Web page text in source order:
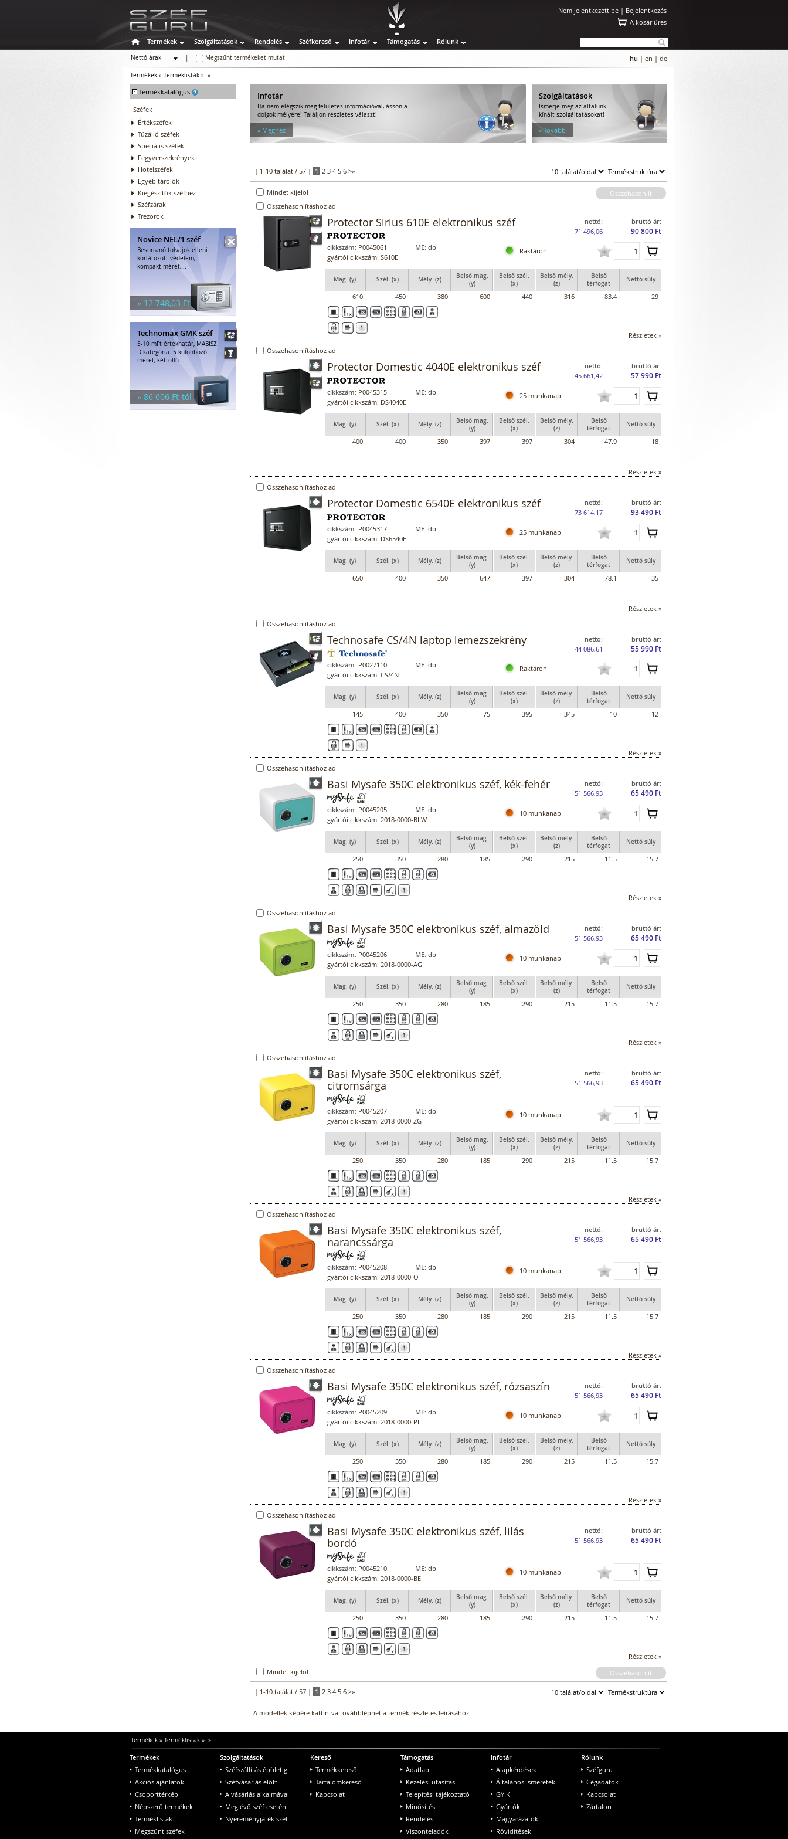
Nem jelentkezett be | Bejelentkezés
A kosár üres
Termékek Szolgáltatások Rendelés Széfkereső Infotár Támogatás Rólunk
Nettó árak
Megszűnt termékeket mutat hu | en | de
Termékek » Terméklisták » »
- Termékkatalógus
Széfek
Értékszéfek
Tűzálló széfek
Speciális széfek
Fegyverszekrények
Hotelszéfek
Egyéb tárolók
Kiegészítők széfhez
Széfzárak
Trezorok
Novice NEL/1 széf
Besurranó tolvajok elleni
korlátozott védelem,
kompakt méret,...
» 12 748,03 Ft
Technomax GMK széf
5-10 mFt értékhatár, MABISZ
D kategória. 5 különböző
méret, kéttollú...
» 86 606 Ft-tól
Infotár
Ha nem elégszik meg felületes információval, ásson a
dolgok mélyére! Találjon részletes választ!
» Megnéz
Szolgáltatások
Ismerje meg az általunk
kínált szolgáltatásokat!
» Tovább
| 1-10 találat / 57 | 1 2 3 4 5 6 >»
Mindet kijelöl
Összehasonlít
Összehasonlításhoz ad
nettó:
71 496,06
bruttó ár:
90 800 Ft
Protector Sirius 610E elektronikus széf
cikkszám: P0045061 ME: db Raktáron
gyártói cikkszám: S610E
Mag. (y) Szél. (x) Mély. (z)
Belső mag.
(y)
Belső szél.
(x)
Belső mély.
(z)
Belső
térfogat
Nettó súly
610 450 380 600 440 316 83.4 29
Részletek »
Összehasonlításhoz ad
nettó:
45 661,42
bruttó ár:
57 990 Ft
Protector Domestic 4040E elektronikus széf
cikkszám: P0045315 ME: db 25 munkanap
gyártói cikkszám: DS4040E
Mag. (y) Szél. (x) Mély. (z)
Belső mag.
(y)
Belső szél.
(x)
Belső mély.
(z)
Belső
térfogat
Nettó súly
400 400 350 397 397 304 47.9 18
Részletek »
Összehasonlításhoz ad
nettó:
73 614,17
bruttó ár:
93 490 Ft
Protector Domestic 6540E elektronikus széf
cikkszám: P0045317 ME: db 25 munkanap
gyártói cikkszám: DS6540E
Mag. (y) Szél. (x) Mély. (z)
Belső mag.
(y)
Belső szél.
(x)
Belső mély.
(z)
Belső
térfogat
Nettó súly
650 400 350 647 397 304 78.1 35
Részletek »
Összehasonlításhoz ad
nettó:
44 086,61
bruttó ár:
55 990 Ft
Technosafe CS/4N laptop lemezszekrény
cikkszám: P0027110 ME: db Raktáron
gyártói cikkszám: CS/4N
Mag. (y) Szél. (x) Mély. (z)
Belső mag.
(y)
Belső szél.
(x)
Belső mély.
(z)
Belső
térfogat
Nettó súly
145 400 350 75 395 345 10 12
Részletek »
Összehasonlításhoz ad
nettó:
51 566,93
bruttó ár:
65 490 Ft
Basi Mysafe 350C elektronikus széf, kék-fehér
cikkszám: P0045205 ME: db 10 munkanap
gyártói cikkszám: 2018-0000-BLW
Mag. (y) Szél. (x) Mély. (z)
Belső mag.
(y)
Belső szél.
(x)
Belső mély.
(z)
Belső
térfogat
Nettó súly
250 350 280 185 290 215 11.5 15.7
Részletek »
Összehasonlításhoz ad
nettó:
51 566,93
bruttó ár:
65 490 Ft
Basi Mysafe 350C elektronikus széf, almazöld
cikkszám: P0045206 ME: db 10 munkanap
gyártói cikkszám: 2018-0000-AG
Mag. (y) Szél. (x) Mély. (z)
Belső mag.
(y)
Belső szél.
(x)
Belső mély.
(z)
Belső
térfogat
Nettó súly
250 350 280 185 290 215 11.5 15.7
Részletek »
Összehasonlításhoz ad
nettó:
51 566,93
bruttó ár:
65 490 Ft
Basi Mysafe 350C elektronikus széf,
citromsárga
cikkszám: P0045207 ME: db 10 munkanap
gyártói cikkszám: 2018-0000-ZG
Mag. (y) Szél. (x) Mély. (z)
Belső mag.
(y)
Belső szél.
(x)
Belső mély.
(z)
Belső
térfogat
Nettó súly
250 350 280 185 290 215 11.5 15.7
Részletek »
Összehasonlításhoz ad
nettó:
51 566,93
bruttó ár:
65 490 Ft
Basi Mysafe 350C elektronikus széf,
narancssárga
cikkszám: P0045208 ME: db 10 munkanap
gyártói cikkszám: 2018-0000-O
Mag. (y) Szél. (x) Mély. (z)
Belső mag.
(y)
Belső szél.
(x)
Belső mély.
(z)
Belső
térfogat
Nettó súly
250 350 280 185 290 215 11.5 15.7
Részletek »
Összehasonlításhoz ad
nettó:
51 566,93
bruttó ár:
65 490 Ft
Basi Mysafe 350C elektronikus széf, rózsaszín
cikkszám: P0045209 ME: db 10 munkanap
gyártói cikkszám: 2018-0000-PI
Mag. (y) Szél. (x) Mély. (z)
Belső mag.
(y)
Belső szél.
(x)
Belső mély.
(z)
Belső
térfogat
Nettó súly
250 350 280 185 290 215 11.5 15.7
Részletek »
Összehasonlításhoz ad
nettó:
51 566,93
bruttó ár:
65 490 Ft
Basi Mysafe 350C elektronikus széf, lilás
bordó
cikkszám: P0045210 ME: db 10 munkanap
gyártói cikkszám: 2018-0000-BE
Mag. (y) Szél. (x) Mély. (z)
Belső mag.
(y)
Belső szél.
(x)
Belső mély.
(z)
Belső
térfogat
Nettó súly
250 350 280 185 290 215 11.5 15.7
Részletek »
Mindet kijelöl
Összehasonlít
| 1-10 találat / 57 | 1 2 3 4 5 6 >»
A modellek képére kattintva továbbléphet a termék részletes leírásához
Termékek» Terméklisták» »
Termékek
Termékkatalógus
Akciós ajánlatok
Csoporttérkép
Népszerű termékek
Terméklisták
Megszűnt széfek
Szolgáltatások
Széfszállítás épületig
Széfvásárlás előtt
A vásárlás alkalmával
Meglévő széf esetén
Nyereményjáték széf
Kereső
Termékkereső
Tartalomkereső
Kapcsolat
Támogatás
Adatlap
Kezelési utasítás
Telepítési tájékoztató
Minősítés
Rendelés
Viszonteladók
Infotár
Alapkérdések
Általános ismeretek
GYIK
Gyártók
Magyarázatok
Rövidítések
Rólunk
Széfguru
Cégadatok
Kapcsolat
Zártalon